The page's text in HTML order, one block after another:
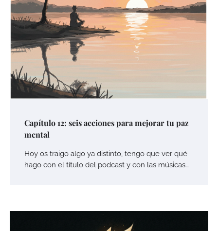
Capítulo 12: seis acciones para mejorar tu paz
mental
Hoy os traigo algo ya distinto, tengo que ver qué
hago con el título del podcast y con las músicas…